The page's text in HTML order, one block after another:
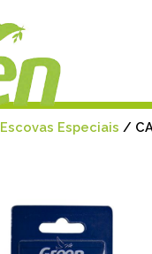
Escovas Especiais /